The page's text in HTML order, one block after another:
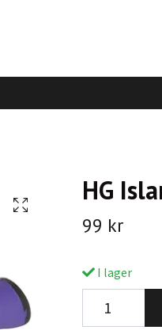
HG
99 kr
I lager